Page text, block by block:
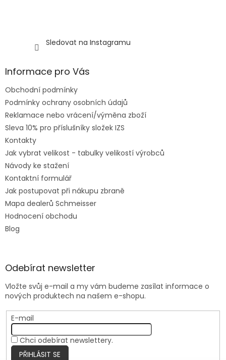
Sledovat na Instagramu
Informace pro Vás
Obchodní podmínky
Podmínky ochrany osobních údajů
Reklamace nebo vrácení/výměna zboží
Sleva 10% pro příslušníky složek IZS
Kontakty
Jak vybrat velikost - tabulky velikostí výrobců
Návody ke stažení
Kontaktní formulář
Jak postupovat při nákupu zbraně
Mapa dealerů Schmeisser
Hodnocení obchodu
Blog
Odebírat newsletter
Vložte svůj e-mail a my vám budeme zasílat informace o
nových produktech na našem e-shopu.
E-mail
Chci odebírat newslettery.
PŘIHLÁSIT SE